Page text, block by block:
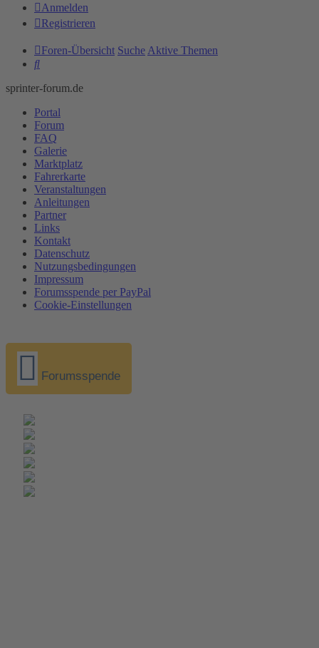
Anmelden
Registrieren
Foren-Übersicht Suche Aktive Themen
Suche
sprinter-forum.de
Portal
Forum
FAQ
Galerie
Marktplatz
Fahrerkarte
Veranstaltungen
Anleitungen
Partner
Links
Kontakt
Datenschutz
Nutzungsbedingungen
Impressum
Forumsspende per PayPal
Cookie-Einstellungen
Forumsspende